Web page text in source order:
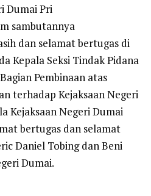
Dumai Pri
sambutannya
dan selamat bertugas di
Kepala Seksi Tindak Pidana
Pembinaan atas
terhadap Kejaksaan Negeri
Kejaksaan Negeri Dumai
bertugas dan selamat
Daniel Tobing dan Beni
Dumai.